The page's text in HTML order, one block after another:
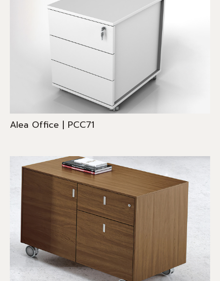
Alea Office | PCC71